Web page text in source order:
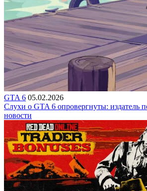
GTA 6 05.02.2026
Слухи о GTA 6 опровергнуты: издатель
новости